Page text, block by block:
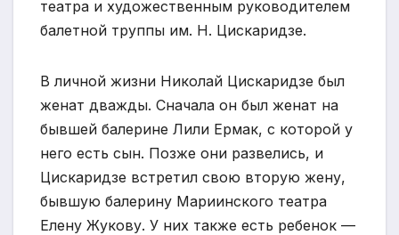
театра и художественным руководителем
балетной труппы им. Н. Цискаридзе.
В личной жизни Николай Цискаридзе был
женат дважды. Сначала он был женат на
бывшей балерине Лили Ермак, с которой у
него есть сын. Позже они развелись, и
Цискаридзе встретил свою вторую жену,
бывшую балерину Мариинского театра
Елену Жукову. У них также есть ребенок —